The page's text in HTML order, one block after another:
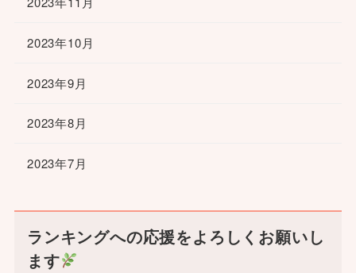
2023年10月
2023年9月
2023年8月
2023年7月
ランキングへの応援をよろしくお願いし
ます